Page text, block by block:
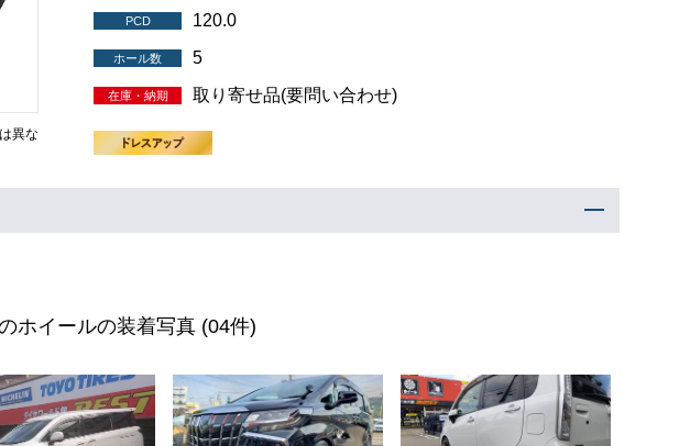
異な
PCD 120.0
ホール数 5
在庫・納期 取り寄せ品(要問い合わせ)
ホイールの装着写真 (04件)